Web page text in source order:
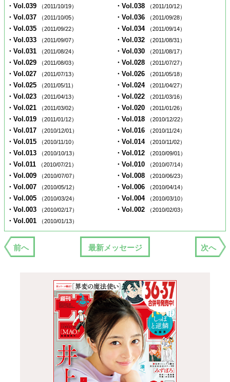
・Vol.039 （2011/10/19） ・Vol.038 （2011/10/12）
・Vol.037 （2011/10/05） ・Vol.036 （2011/09/28）
・Vol.035 （2011/09/22） ・Vol.034 （2011/09/14）
・Vol.033 （2011/09/07） ・Vol.032 （2011/08/31）
・Vol.031 （2011/08/24） ・Vol.030 （2011/08/17）
・Vol.029 （2011/08/03） ・Vol.028 （2011/07/27）
・Vol.027 （2011/07/13） ・Vol.026 （2011/05/18）
・Vol.025 （2011/05/11） ・Vol.024 （2011/04/27）
・Vol.023 （2011/04/13） ・Vol.022 （2011/03/16）
・Vol.021 （2011/03/02） ・Vol.020 （2011/01/26）
・Vol.019 （2011/01/12） ・Vol.018 （2010/12/22）
・Vol.017 （2010/12/01） ・Vol.016 （2010/11/24）
・Vol.015 （2010/11/10） ・Vol.014 （2010/11/02）
・Vol.013 （2010/10/13） ・Vol.012 （2010/09/01）
・Vol.011 （2010/07/21） ・Vol.010 （2010/07/14）
・Vol.009 （2010/07/07） ・Vol.008 （2010/06/23）
・Vol.007 （2010/05/12） ・Vol.006 （2010/04/14）
・Vol.005 （2010/03/24） ・Vol.004 （2010/03/10）
・Vol.003 （2010/02/17） ・Vol.002 （2010/02/03）
・Vol.001 （2010/01/13）
前へ 最新メッセージ 次へ